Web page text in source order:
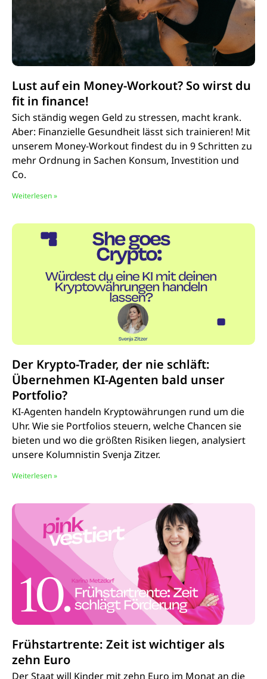
Lust auf ein Money-Workout? So wirst du
fit in finance!
Sich ständig wegen Geld zu stressen, macht krank.
Aber: Finanzielle Gesundheit lässt sich trainieren! Mit
unserem Money-Workout findest du in 9 Schritten zu
mehr Ordnung in Sachen Konsum, Investition und
Co.
Weiterlesen »
Der Krypto-Trader, der nie schläft:
Übernehmen KI-Agenten bald unser
Portfolio?
KI-Agenten handeln Kryptowährungen rund um die
Uhr. Wie sie Portfolios steuern, welche Chancen sie
bieten und wo die größten Risiken liegen, analysiert
unsere Kolumnistin Svenja Zitzer.
Weiterlesen »
Frühstartrente: Zeit ist wichtiger als
zehn Euro
Der Staat will Kinder mit zehn Euro im Monat an die